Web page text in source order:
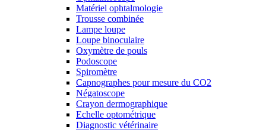
Matériel ophtalmologie
Trousse combinée
Lampe loupe
Loupe binoculaire
Oxymètre de pouls
Podoscope
Spiromètre
Capnographes pour mesure du CO2
Négatoscope
Crayon dermographique
Echelle optométrique
Diagnostic vétérinaire